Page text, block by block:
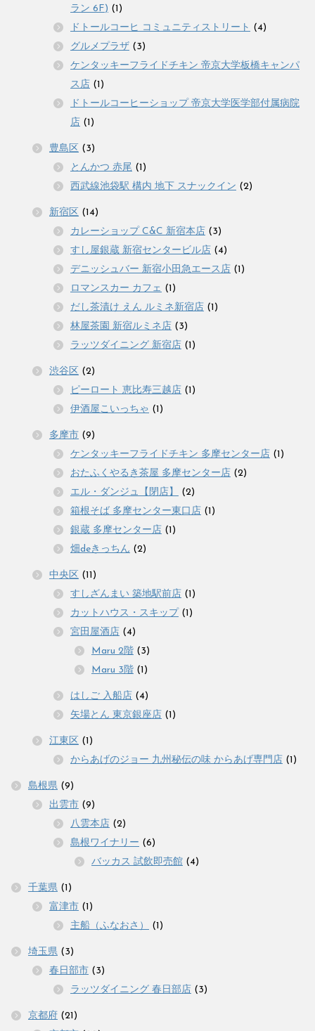
ラン 6F) (1)
ドトールコーヒ コミュニティストリート (4)
グルメプラザ (3)
ケンタッキーフライドチキン 帝京大学板橋キャンパ
ス店 (1)
ドトールコーヒーショップ 帝京大学医学部付属病院
店 (1)
豊島区 (3)
とんかつ 赤尾 (1)
西武線池袋駅 構内 地下 スナックイン (2)
新宿区 (14)
カレーショップ C&C 新宿本店 (3)
すし屋銀蔵 新宿センタービル店 (4)
デニッシュバー 新宿小田急エース店 (1)
ロマンスカー カフェ (1)
だし茶漬け えん ルミネ新宿店 (1)
林屋茶園 新宿ルミネ店 (3)
ラッツダイニング 新宿店 (1)
渋谷区 (2)
ピーロート 恵比寿三越店 (1)
伊酒屋こいっちゃ (1)
多摩市 (9)
ケンタッキーフライドチキン 多摩センター店 (1)
おたふくやるき茶屋 多摩センター店 (2)
エル・ダンジュ【閉店】
(2)
箱根そば 多摩センター東口店 (1)
銀蔵 多摩センター店 (1)
畑deきっちん (2)
中央区 (11)
すしざんまい 築地駅前店 (1)
カットハウス・スキップ (1)
宮田屋酒店 (4)
Maru 2階 (3)
Maru 3階 (1)
はしご 入船店 (4)
矢場とん 東京銀座店 (1)
江東区 (1)
からあげのジョー 九州秘伝の味 からあげ専門店 (1)
島根県 (9)
出雲市 (9)
八雲本店 (2)
島根ワイナリー (6)
バッカス 試飲即売館 (4)
千葉県 (1)
富津市 (1)
主船（ふなおさ）
(1)
埼玉県 (3)
春日部市 (3)
ラッツダイニング 春日部店 (3)
京都府 (21)